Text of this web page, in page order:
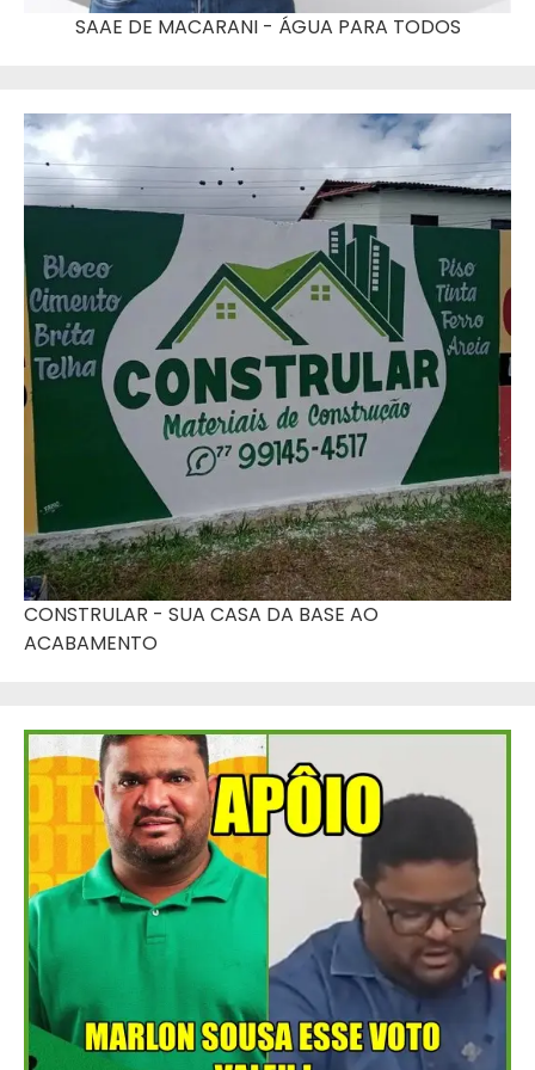
SAAE DE MACARANI - ÁGUA PARA TODOS
CONSTRULAR - SUA CASA DA BASE AO
ACABAMENTO